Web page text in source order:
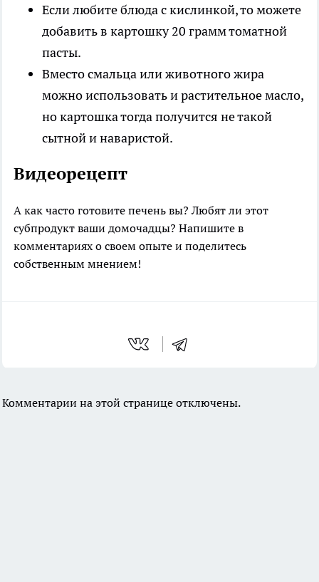
Если любите блюда с кислинкой, то можете
добавить в картошку 20 грамм томатной
пасты.
Вместо смальца или животного жира
можно использовать и растительное масло,
но картошка тогда получится не такой
сытной и наваристой.
Видеорецепт
А как часто готовите печень вы? Любят ли этот
субпродукт ваши домочадцы? Напишите в
комментариях о своем опыте и поделитесь
собственным мнением!
Комментарии на этой странице отключены.